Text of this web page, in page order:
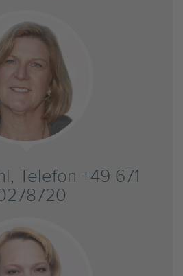
Telefon +49 671